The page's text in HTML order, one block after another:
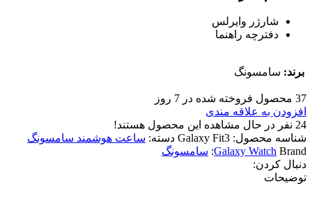
شارژر وایرلس
دفترچه راهنما
برند: سامسونگ
37 محصول فروخته شده در 7 روز
افزودن به علاقه مندی
24 نفر در حال مشاهده این محصول هستند!
شناسه محصول: Galaxy Fit3 دسته: ساعت هوشمند سامسونگ
Galaxy Watch Brand:
سامسونگ
دنبال کردن:
توضیحات